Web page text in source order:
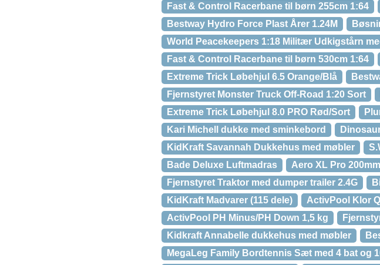
Fast & Control Racerbane til børn 255cm 1:64
Bestway Hydro Force Plast Årer 1.24M
World Peacekeepers 1:18 Militær Udkigstårn
Fast & Control Racerbane til børn 530cm 1:64
Extreme Trick Løbehjul 6.5 Orange/Blå
Fjernstyret Monster Truck Off-Road 1:20 Sort
Extreme Trick Løbehjul 8.0 PRO Rød/Sort
Kari Michell dukke med sminkebord
KidKraft Savannah Dukkehus med møbler
Bade Deluxe Luftmadras
Aero XL Pro
Fjernstyret Traktor med dumper trailer 2.4G
KidKraft Madvarer (115 dele)
ActivPool Klor
ActivPool PH Minus/PH Down 1,5 kg
Kidkraft Annabelle dukkehus med møbler
MegaLeg Family Bordtennis Sæt med 4 bat og